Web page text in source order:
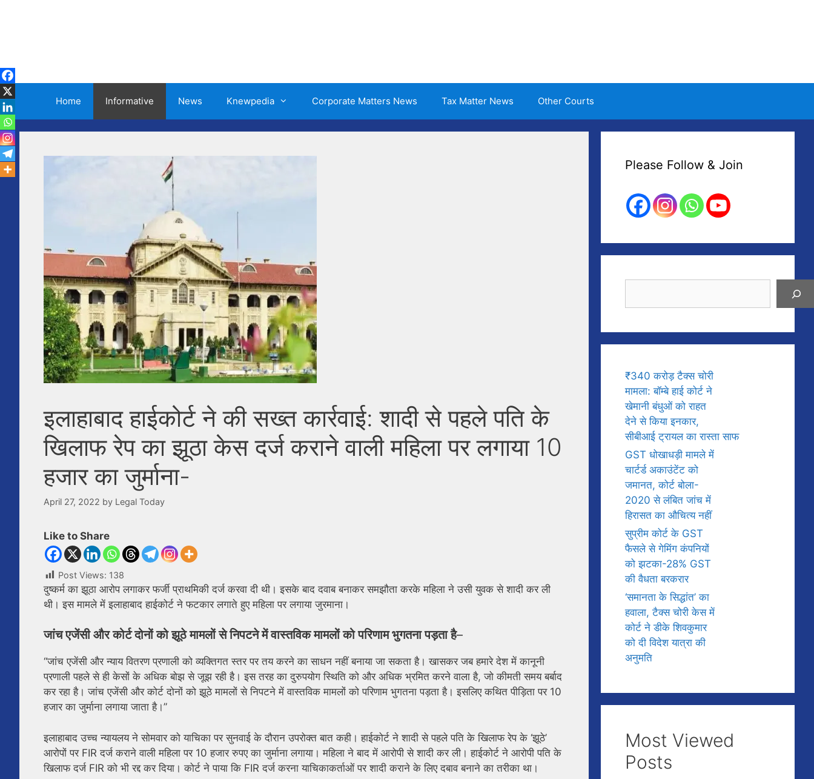
Home Informative News Knewpedia Corporate Matters News Tax Matter News Other Courts
इलाहाबाद हाईकोर्ट ने की सख्त कार्रवाई: शादी से पहले पति के
खिलाफ रेप का झूठा केस दर्ज कराने वाली महिला पर लगाया 10
हजार का जुर्माना-
April 27, 2022 by Legal Today
Like to Share
Post Views: 138
दुष्कर्म का झूठा आरोप लगाकर फर्जी प्राथमिकी दर्ज करवा दी थी। इसके बाद दवाब बनाकर समझौता करके महिला ने उसी युवक से शादी कर ली
थी। इस मामले में इलाहाबाद हाईकोर्ट ने फटकार लगाते हुए महिला पर लगाया जुरमाना।
जांच एजेंसी और कोर्ट दोनों को झूठे मामलों से निपटने में वास्तविक मामलों को परिणाम भुगतना पड़ता है–
“जांच एजेंसी और न्याय वितरण प्रणाली को व्यक्तिगत स्तर पर तय करने का साधन नहीं बनाया जा सकता है। खासकर जब हमारे देश में कानूनी
प्रणाली पहले से ही केसों के अधिक बोझ से जूझ रही है। इस तरह का दुरुपयोग स्थिति को और अधिक भ्रमित करने वाला है, जो कीमती समय बर्बाद
कर रहा है। जांच एजेंसी और कोर्ट दोनों को झूठे मामलों से निपटने में वास्तविक मामलों को परिणाम भुगतना पड़ता है। इसलिए कथित पीड़िता पर 10
हजार का जुर्माना लगाया जाता है।”
इलाहाबाद उच्च न्यायलय ने सोमवार को याचिका पर सुनवाई के दौरान उपरोक्त बात कही। हाईकोर्ट ने शादी से पहले पति के खिलाफ रेप के ‘झूठे’
आरोपों पर FIR दर्ज कराने वाली महिला पर 10 हजार रुपए का जुर्माना लगाया। महिला ने बाद में आरोपी से शादी कर ली। हाईकोर्ट ने आरोपी पति के
खिलाफ दर्ज FIR को भी रद्द कर दिया। कोर्ट ने पाया कि FIR दर्ज करना याचिकाकर्ताओं पर शादी कराने के लिए दबाव बनाने का तरीका था।
Please Follow & Join
₹340 करोड़ टैक्स चोरी
मामला: बॉम्बे हाई कोर्ट ने
खेमानी बंधुओं को राहत
देने से किया इनकार,
सीबीआई ट्रायल का रास्ता साफ
GST धोखाधड़ी मामले में
चार्टर्ड अकाउंटेंट को
जमानत, कोर्ट बोला-
2020 से लंबित जांच में
हिरासत का औचित्य नहीं
सुप्रीम कोर्ट के GST
फैसले से गेमिंग कंपनियों
को झटका-28% GST
की वैधता बरकरार
‘समानता के सिद्धांत’ का
हवाला, टैक्स चोरी केस में
कोर्ट ने डीके शिवकुमार
को दी विदेश यात्रा की
अनुमति
Most Viewed
Posts